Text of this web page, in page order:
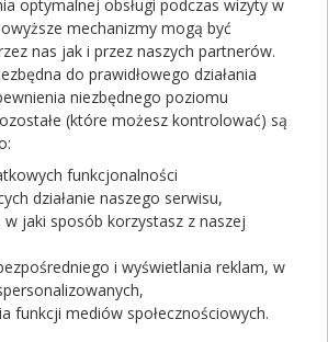
Rixacam
lat
w Twoim mieście ma lek
leków w ponad aptek w całej Polsce!
Sprawdź teraz
optymalnej obsługi podczas wizyty w
mechanizmy mogą być
nas jak i przez naszych partnerów.
do prawidłowego działania
niezbędnego poziomu
(które możesz kontrolować) są
funkcjonalności
działanie naszego serwisu,
w jaki sposób korzystasz z naszej
i wyświetlania reklam, w
funkcji mediów społecznościowych.